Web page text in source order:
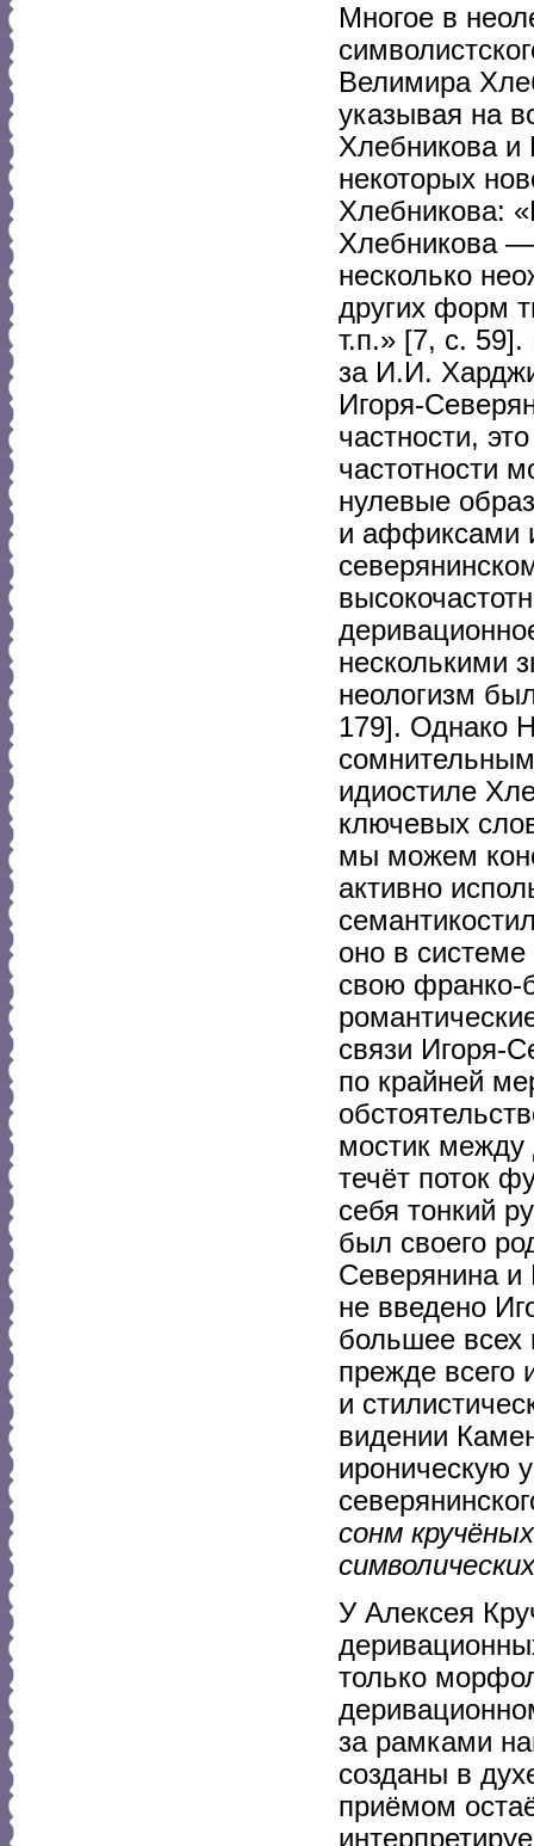
Многое в
Велимира
указывая на
Хлебникова и
некоторых
Хлебникова:
Хлебникова —
несколько
других форм
т.п.» [7, с.
за И.И.
Игоря-
частности,
частотности
нулевые
и аффиксами
несколькими
неологизм
179]. Однако
идиостиле
ключевых
мы можем
активно
оно в системе
свою франко-
связи Игоря-
по крайней
мостик между
течёт поток
себя тонкий
был своего
Северянина и
не введено
большее всех
прежде всего
и
видении
ироническую
сонм
У Алексея
только
за рамками
созданы в
приёмом